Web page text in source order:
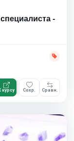
-
курсу Сохр. Сравн.